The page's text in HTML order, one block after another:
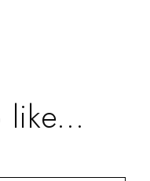
like...